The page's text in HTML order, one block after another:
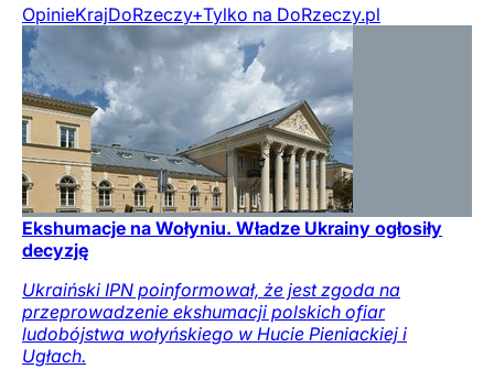
OpinieKrajDoRzeczy+Tylko na DoRzeczy.pl
Ekshumacje na Wołyniu. Władze Ukrainy ogłosiły
decyzję
Ukraiński IPN poinformował, że jest zgoda na
przeprowadzenie ekshumacji polskich ofiar
ludobójstwa wołyńskiego w Hucie Pieniackiej i
Ugłach.